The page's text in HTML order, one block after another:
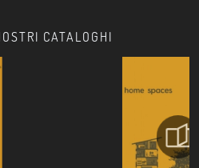
CATALOGHI